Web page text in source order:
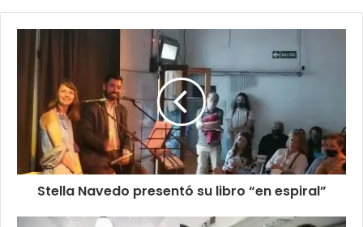
Stella Navedo presentó su libro “en espiral”